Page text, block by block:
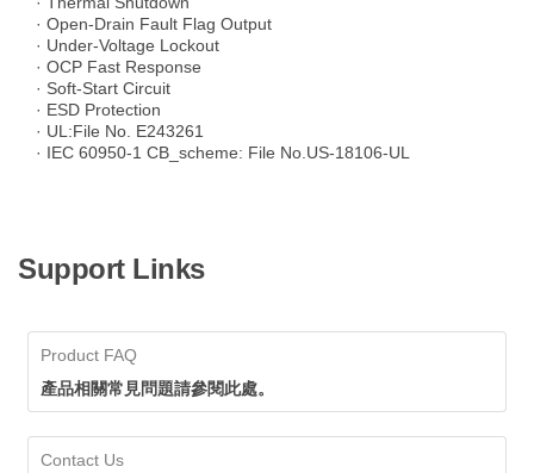
· Open-Drain Fault Flag Output
· Under-Voltage Lockout
· OCP Fast Response
· Soft-Start Circuit
· ESD Protection
· UL:File No. E243261
· IEC 60950-1 CB_scheme: File No.US-18106-UL
Support Links
Product FAQ
產品相關常見問題請參閱此處。
Contact Us